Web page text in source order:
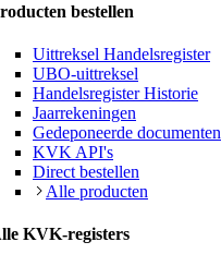
bestellen
Uittreksel Handelsregister
UBO-uittreksel
Handelsregister Historie
Jaarrekeningen
Gedeponeerde documenten
KVK API's
Direct bestellen
Alle producten
KVK-registers